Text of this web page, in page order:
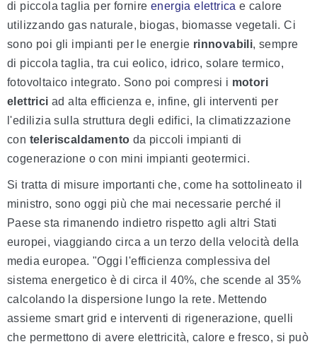
di piccola taglia per fornire energia elettrica e calore
utilizzando gas naturale, biogas, biomasse vegetali. Ci
sono poi gli impianti per le energie rinnovabili, sempre
di piccola taglia, tra cui eolico, idrico, solare termico,
fotovoltaico integrato. Sono poi compresi i motori
elettrici ad alta efficienza e, infine, gli interventi per
l'edilizia sulla struttura degli edifici, la climatizzazione
con teleriscaldamento da piccoli impianti di
cogenerazione o con mini impianti geotermici.
Si tratta di misure importanti che, come ha sottolineato il
ministro, sono oggi più che mai necessarie perché il
Paese sta rimanendo indietro rispetto agli altri Stati
europei, viaggiando circa a un terzo della velocità della
media europea. "Oggi l'efficienza complessiva del
sistema energetico è di circa il 40%, che scende al 35%
calcolando la dispersione lungo la rete. Mettendo
assieme smart grid e interventi di rigenerazione, quelli
che permettono di avere elettricità, calore e fresco, si può